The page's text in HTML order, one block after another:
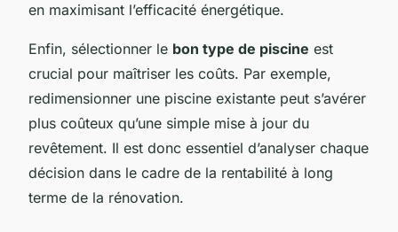
en maximisant l’efficacité énergétique.
Enfin, sélectionner le bon type de piscine est
crucial pour maîtriser les coûts. Par exemple,
redimensionner une piscine existante peut s’avérer
plus coûteux qu’une simple mise à jour du
revêtement. Il est donc essentiel d’analyser chaque
décision dans le cadre de la rentabilité à long
terme de la rénovation.